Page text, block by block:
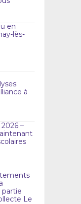
en
lès-
à
–
partie
Le